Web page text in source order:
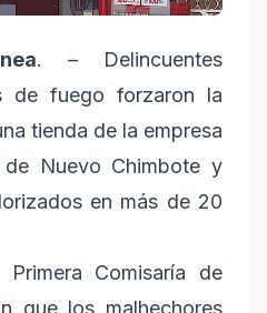
. – Delincuentes
de fuego forzaron la
tienda de la empresa
Nuevo Chimbote y
en más de 20
Comisaría de
que los malhechores